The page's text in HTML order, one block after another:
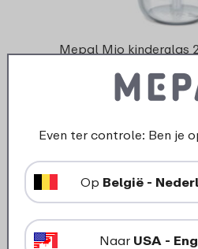
Mepal Mio kinderglas
Little Dutch -
9
Bekijk
Even ter controle: Ben je
Op België -
Naar USA -